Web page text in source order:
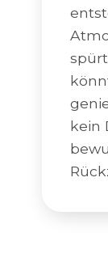
kein